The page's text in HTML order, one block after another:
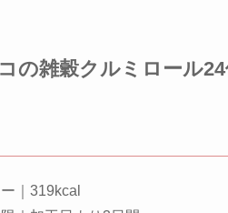
の雑穀クルミロール
｜319kcal